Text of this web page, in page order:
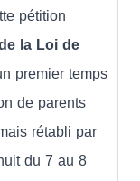
pétition
la Loi de
premier temps
de parents
rétabli par
du 7 au 8